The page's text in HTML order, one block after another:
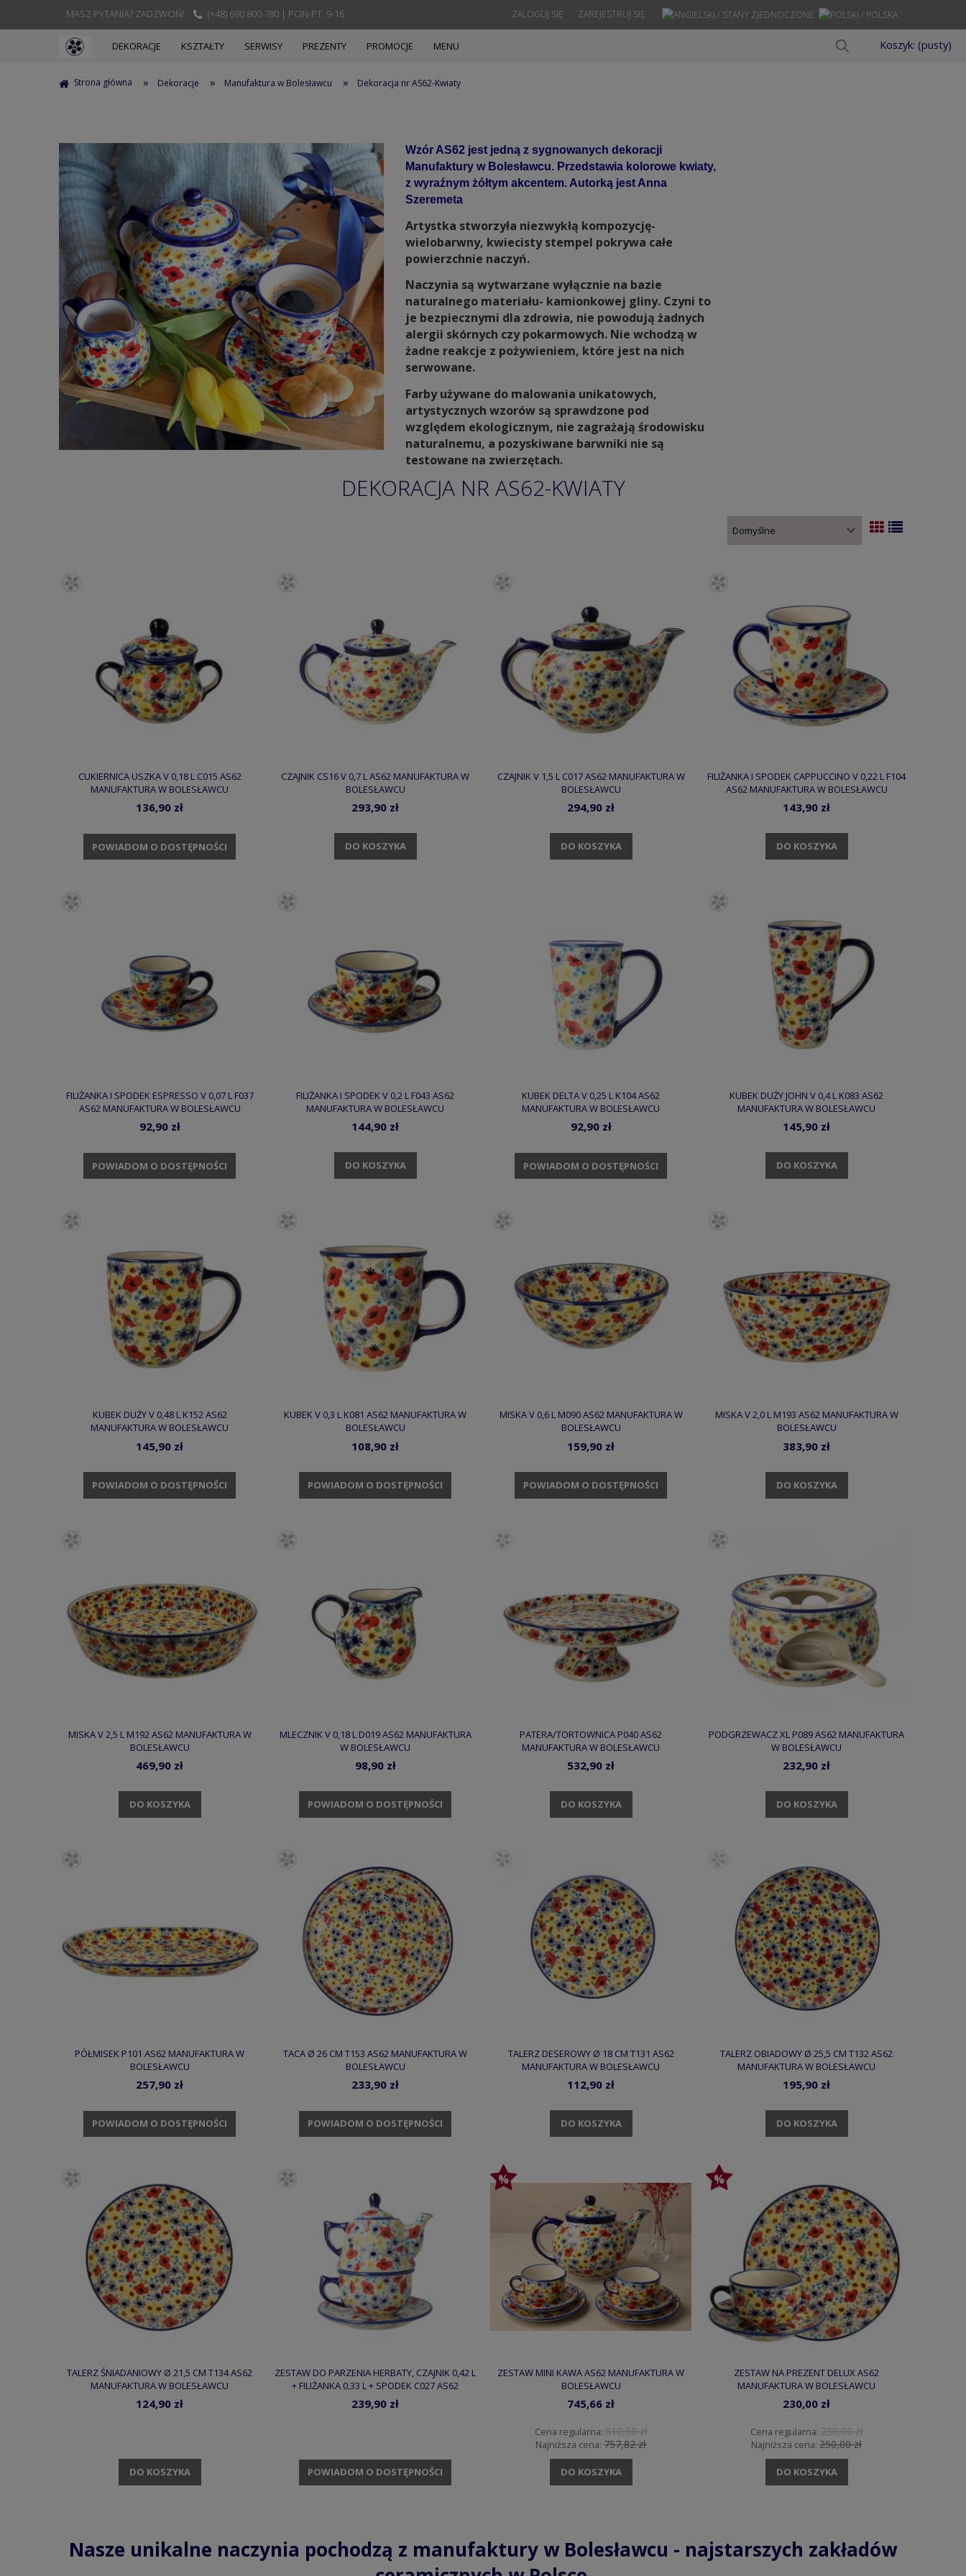
MASZ PYTANIA? ZADZWOŃ! (+48) 690 800 780 | PON-PT. 9-16 ZAREJESTRUJ SIĘ
ZALOGUJ SIĘ
Koszyk: (pusty)
DEKORACJE KSZTAŁTY SERWISY PREZENTY PROMOCJE MENU
Strona główna » Dekoracje » Manufaktura w Bolesławcu » Dekoracja nr AS62-Kwiaty
Wzór AS62 jest jedną z sygnowanych dekoracji
Manufaktury w Bolesławcu. Przedstawia kolorowe kwiaty,
z wyraźnym żółtym akcentem. Autorką jest Anna
Szeremeta
Artystka stworzyła niezwykłą kompozycję-
wielobarwny, kwiecisty stempel pokrywa całe
powierzchnie naczyń.
Naczynia są wytwarzane wyłącznie na bazie
naturalnego materiału- kamionkowej gliny. Czyni to
je bezpiecznymi dla zdrowia, nie powodują żadnych
alergii skórnych czy pokarmowych. Nie wchodzą w
żadne reakcje z pożywieniem, które jest na nich
serwowane.
Farby używane do malowania unikatowych,
artystycznych wzorów są sprawdzone pod
względem ekologicznym, nie zagrażają środowisku
naturalnemu, a pozyskiwane barwniki nie są
testowane na zwierzętach.
DEKORACJA NR AS62-KWIATY
CUKIERNICA USZKA V 0,18 L C015 AS62
MANUFAKTURA W BOLESŁAWCU
136,90 zł
POWIADOM O DOSTĘPNOŚCI
CZAJNIK CS16 V 0,7 L AS62 MANUFAKTURA W
BOLESŁAWCU
293,90 zł
DO KOSZYKA
CZAJNIK V 1,5 L C017 AS62 MANUFAKTURA W
BOLESŁAWCU
294,90 zł
DO KOSZYKA
FILIŻANKA I SPODEK CAPPUCCINO V 0,22 L F104
AS62 MANUFAKTURA W BOLESŁAWCU
143,90 zł
DO KOSZYKA
FILIŻANKA I SPODEK ESPRESSO V 0,07 L F037
AS62 MANUFAKTURA W BOLESŁAWCU
92,90 zł
POWIADOM O DOSTĘPNOŚCI
FILIŻANKA I SPODEK V 0,2 L F043 AS62
MANUFAKTURA W BOLESŁAWCU
144,90 zł
DO KOSZYKA
KUBEK DELTA V 0,25 L K104 AS62
MANUFAKTURA W BOLESŁAWCU
92,90 zł
POWIADOM O DOSTĘPNOŚCI
KUBEK DUŻY JOHN V 0,4 L K083 AS62
MANUFAKTURA W BOLESŁAWCU
145,90 zł
DO KOSZYKA
KUBEK DUŻY V 0,48 L K152 AS62
MANUFAKTURA W BOLESŁAWCU
145,90 zł
POWIADOM O DOSTĘPNOŚCI
KUBEK V 0,3 L K081 AS62 MANUFAKTURA W
BOLESŁAWCU
108,90 zł
POWIADOM O DOSTĘPNOŚCI
MISKA V 0,6 L M090 AS62 MANUFAKTURA W
BOLESŁAWCU
159,90 zł
POWIADOM O DOSTĘPNOŚCI
MISKA V 2,0 L M193 AS62 MANUFAKTURA W
BOLESŁAWCU
383,90 zł
DO KOSZYKA
MISKA V 2,5 L M192 AS62 MANUFAKTURA W
BOLESŁAWCU
469,90 zł
DO KOSZYKA
MLECZNIK V 0,18 L D019 AS62 MANUFAKTURA
W BOLESŁAWCU
98,90 zł
POWIADOM O DOSTĘPNOŚCI
PATERA/TORTOWNICA P040 AS62
MANUFAKTURA W BOLESŁAWCU
532,90 zł
DO KOSZYKA
PODGRZEWACZ XL P089 AS62 MANUFAKTURA
W BOLESŁAWCU
232,90 zł
DO KOSZYKA
PÓŁMISEK P101 AS62 MANUFAKTURA W
BOLESŁAWCU
257,90 zł
POWIADOM O DOSTĘPNOŚCI
TACA Ø 26 CM T153 AS62 MANUFAKTURA W
BOLESŁAWCU
233,90 zł
POWIADOM O DOSTĘPNOŚCI
TALERZ DESEROWY Ø 18 CM T131 AS62
MANUFAKTURA W BOLESŁAWCU
112,90 zł
DO KOSZYKA
TALERZ OBIADOWY Ø 25,5 CM T132 AS62
MANUFAKTURA W BOLESŁAWCU
195,90 zł
DO KOSZYKA
TALERZ ŚNIADANIOWY Ø 21,5 CM T134 AS62
MANUFAKTURA W BOLESŁAWCU
124,90 zł
DO KOSZYKA
ZESTAW DO PARZENIA HERBATY, CZAJNIK 0,42 L
+ FILIŻANKA 0,33 L + SPODEK C027 AS62
MANUFAKTURA W BOLESŁAWCU
239,90 zł
POWIADOM O DOSTĘPNOŚCI
ZESTAW MINI KAWA AS62 MANUFAKTURA W
BOLESŁAWCU
745,66 zł
Cena regularna: 810,50 zł
Najniższa cena: 757,82 zł
DO KOSZYKA
ZESTAW NA PREZENT DELUX AS62
MANUFAKTURA W BOLESŁAWCU
230,00 zł
Cena regularna: 250,00 zł
Najniższa cena: 250,00 zł
DO KOSZYKA
Nasze unikalne naczynia pochodzą z manufaktury w Bolesławcu - najstarszych zakładów